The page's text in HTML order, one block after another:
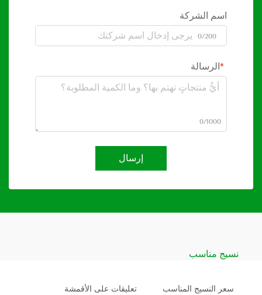
اسم الشركة
0/200
الرسالة
0/1000
إرسال
نسيج مناسب
سعر النسيج المناسب تعليقات على الأقمشة